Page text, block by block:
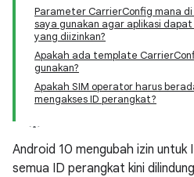
Parameter CarrierConfig mana
saya gunakan agar aplikasi
yang diizinkan?
Apakah ada template
gunakan?
Apakah SIM operator harus
mengakses ID perangkat?
Android 10 mengubah izin untuk
semua ID perangkat kini